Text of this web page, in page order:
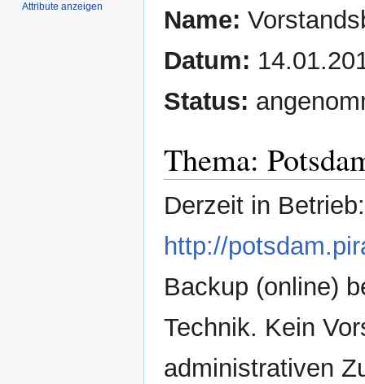
Name:
Datum:
Status:
Thema:
Derzeit in Betrieb:
http://
Backup (online)
Technik. Kein
administrativen
Attribute anzeigen